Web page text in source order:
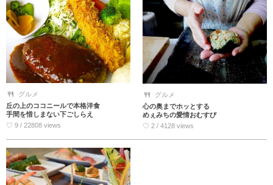
グルメ
丘の上のココニールで本格洋食
手間を惜しまない下ごしらえ
♡ 9 / 22808 views
グルメ
心の奥までホッとする
めぇみちの愛情おむすび
♡ 2 / 4128 views